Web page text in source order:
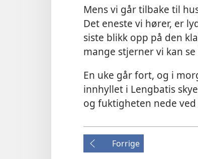
Mens vi går tilbake til
Det eneste vi hører, er
siste blikk opp på den
mange stjerner vi kan
En uke går fort, og i
innhyllet i Lengbatis
og fuktigheten nede ved
Forrige